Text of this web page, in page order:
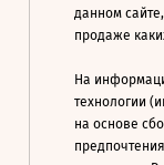
данном
продаже
На
технологии
на основе